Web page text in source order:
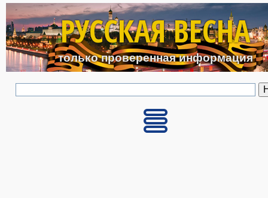
Перейти к основному
РУССКАЯ ВЕСНА
только проверенная информация